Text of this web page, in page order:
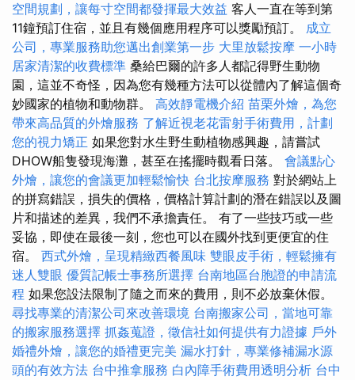
空間規劃，讓每寸空間都發揮最大效益 客人一直在等到第
11鐘預訂住宿，並且有幾個應用程序可以獎勵預訂。 成立
公司，專業服務助您邁出創業第一步 大里放鬆按摩 一小時
居家清潔的收費標準 桑給巴爾的許多人都記得野生動物
園，這並不奇怪，因為您有幾種方法可以從體內了解這個奇
妙國家的植物和動物群。 高效靜電機介紹 苗栗外燴，為您
帶來高品質的外燴服務 了解近視老花雷射手術費用，計劃
您的視力矯正 如果您對水生野生動植物感興趣，請嘗試
DHOW船隻發現海灘，甚至在搖擺時觀看日落。 會議點心
外燴，讓您的會議更加輕鬆愉快 台北按摩服務 對於網站上
的拼寫錯誤，損失的價格，價格計算計劃的潛在錯誤以及圖
片和描述的差異，我們不承擔責任。 有了一些技巧或一些
妥協，即使在最後一刻，您也可以在國外找到更便宜的住
宿。 西式外燴，呈現精緻西餐風味 雙眼皮手術，輕鬆擁有
迷人雙眼 優質記帳士事務所選擇 台南地區台胞證的申請流
程 如果您設法限制了隨之而來的費用，則不必放棄休假。
尋找專業的清潔公司來改善環境 台南搬家公司，當地可靠
的搬家服務選擇 抓姦蒐證，徵信社如何提供有力證據 戶外
婚禮外燴，讓您的婚禮更完美 漏水打針，專業修補漏水源
頭的有效方法 台中推拿服務 白內障手術費用透明分析 台中